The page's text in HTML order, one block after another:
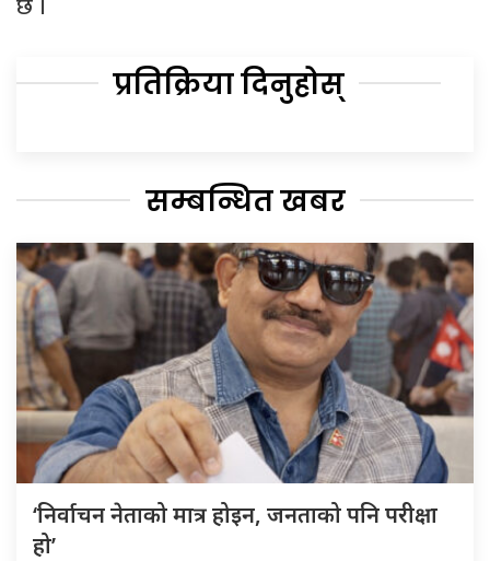
प्रतिक्रिया दिनुहोस्
सम्बन्धित खबर
‘निर्वाचन नेताको मात्र होइन, जनताको पनि परीक्षा
हो’